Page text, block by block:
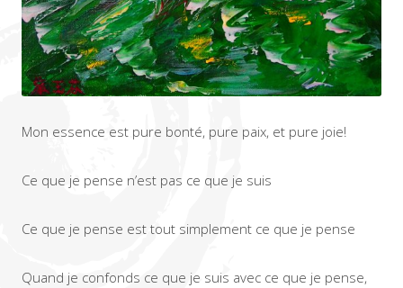
Mon essence est pure bonté, pure paix, et pure joie!
Ce que je pense n’est pas ce que je suis
Ce que je pense est tout simplement ce que je pense
Quand je confonds ce que je suis avec ce que je pense,